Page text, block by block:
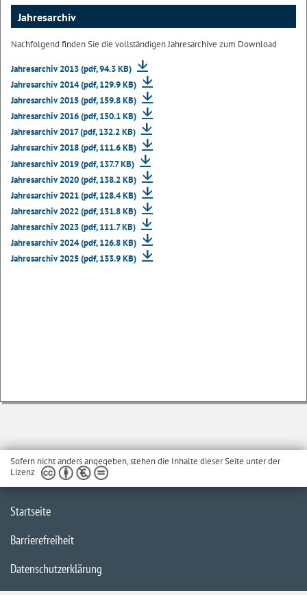
Jahresarchiv
Nachfolgend finden Sie die vollständigen Jahresarchive zum Download
Jahresarchiv 2013 (pdf, 94.3 KB)
Jahresarchiv 2014 (pdf, 129.9 KB)
Jahresarchiv 2015 (pdf, 159.8 KB)
Jahresarchiv 2016 (pdf, 150.1 KB)
Jahresarchiv 2017 (pdf, 132.2 KB)
Jahresarchiv 2018 (pdf, 111.6 KB)
Jahresarchiv 2019 (pdf, 137.7 KB)
Jahresarchiv 2020 (pdf, 138.2 KB)
Jahresarchiv 2021 (pdf, 128.4 KB)
Jahresarchiv 2022 (pdf, 131.8 KB)
Jahresarchiv 2023 (pdf, 111.7 KB)
Jahresarchiv 2024 (pdf, 126.8 KB)
Jahresarchiv 2025 (pdf, 133.9 KB)
Sofern nicht anders angegeben, stehen die Inhalte dieser Seite unter der
Lizenz
Startseite
Barrierefreiheit
Datenschutzerklärung